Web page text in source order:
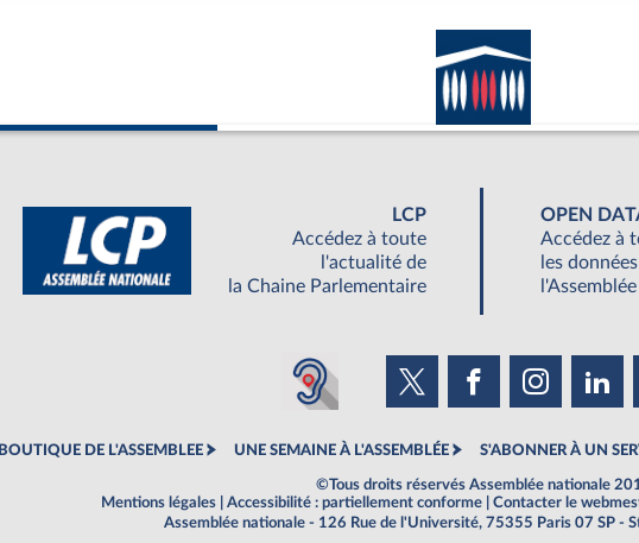
LCP
Accédez à toute
l'actualité de
la Chaine Parlementaire
OPEN
Accédez à
les
BOUTIQUE DE L'ASSEMBLEE UNE SEMAINE À L'ASSEMBLÉE S'ABONNER À UN
©Tous droits réservés Assemblée nationale
Mentions légales
Accessibilité : partiellement conforme Contacter le
Assemblée nationale - 126 Rue de l'Université, 75355 Paris 07 SP -